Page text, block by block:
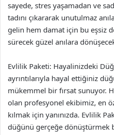
sayede, stres yaşamadan ve
tadını çıkararak unutulmaz
gelin hem damat için bu eşsiz
sürecek güzel anılara
Evlilik Paketi: Hayalinizdeki
ayrıntılarıyla hayal ettiğiniz
mükemmel bir fırsat sunuyor.
olan profesyonel ekibimiz, en
kılmak için yanınızda. Evlilik
düğünü gerçeğe dönüştürmek